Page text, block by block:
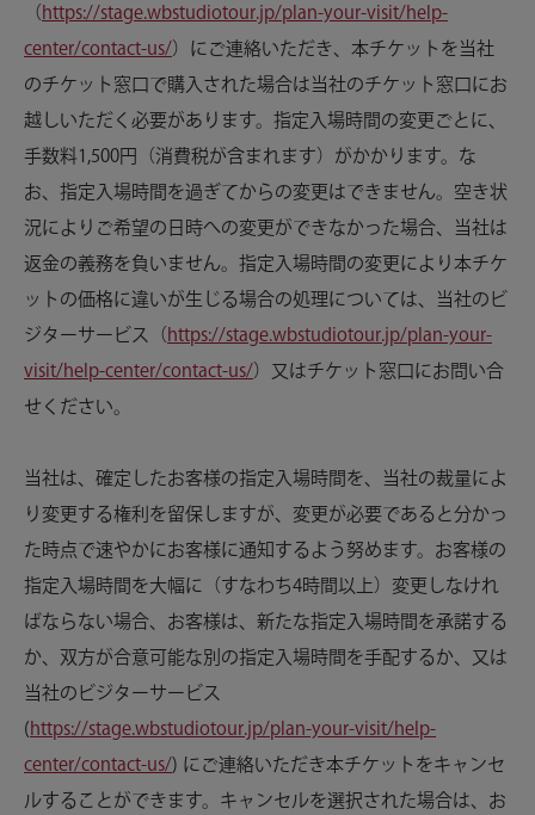
（https://stage.wbstudiotour.jp/plan-your-visit/help-
center/contact-us/）にご連絡いただき、本チケットを当社
のチケット窓口で購入された場合は当社のチケット窓口にお
越しいただく必要があります。指定入場時間の変更ごとに、
手数料1,500円（消費税が含まれます）がかかります。な
お、指定入場時間を過ぎてからの変更はできません。空き状
況によりご希望の日時への変更ができなかった場合、当社は
返金の義務を負いません。指定入場時間の変更により本チケ
ットの価格に違いが生じる場合の処理については、当社のビ
ジターサービス（https://stage.wbstudiotour.jp/plan-your-
visit/help-center/contact-us/）又はチケット窓口にお問い合
せください。
当社は、確定したお客様の指定入場時間を、当社の裁量によ
り変更する権利を留保しますが、変更が必要であると分かっ
た時点で速やかにお客様に通知するよう努めます。お客様の
指定入場時間を大幅に（すなわち4時間以上）変更しなけれ
ばならない場合、お客様は、新たな指定入場時間を承諾する
か、双方が合意可能な別の指定入場時間を手配するか、又は
当社のビジターサービス
(https://stage.wbstudiotour.jp/plan-your-visit/help-
center/contact-us/) にご連絡いただき本チケットをキャンセ
ルすることができます。キャンセルを選択された場合は、お